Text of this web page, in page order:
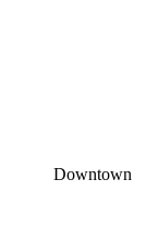
Downtown